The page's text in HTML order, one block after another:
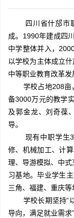
四川省什邡市职
成。1990年建成四
中学整体并入，
以学校为主体成立
中等职业教育改革发
学校占地208亩
备3000万元的教学
及郭金龙、刘奇葆
导。
现有中职学生
修、机械加工、计
理、导游模拟、中
习基地。毕业学生
三角、福建、重庆等
学校长期坚持“
导向，满足就业需求